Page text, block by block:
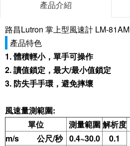
產品介紹
路昌Lutron 掌上型風速計 LM-81AM
產品特色
1. 體積輕小，單手可操作
2. 讀值鎖定，最大/最小值鎖定
3. 防失手手環，避免摔壞
風速量測範圍:
單位
測量範圍解析度
m/s 公尺/秒 0.4~30.0
0.1